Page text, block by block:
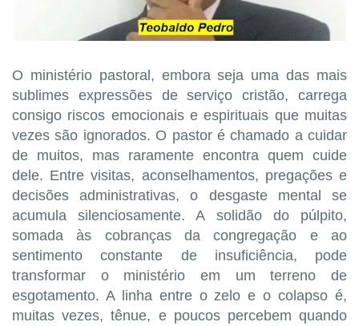
O ministério pastoral, embora seja uma das mais
sublimes expressões de serviço cristão, carrega
consigo riscos emocionais e espirituais que muitas
vezes são ignorados. O pastor é chamado a cuidar
de muitos, mas raramente encontra quem cuide
dele. Entre visitas, aconselhamentos, pregações e
decisões administrativas, o desgaste mental se
acumula silenciosamente. A solidão do púlpito,
somada às cobranças da congregação e ao
sentimento constante de insuficiência, pode
transformar o ministério em um terreno de
esgotamento. A linha entre o zelo e o colapso é,
muitas vezes, tênue, e poucos percebem quando